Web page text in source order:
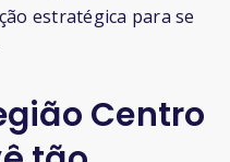
estratégica para se
Centro